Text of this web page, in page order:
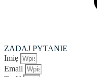
ZADAJ PYTANIE
Imię
Email